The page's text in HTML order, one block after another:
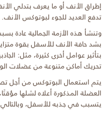
إطراق الأنف أو ما يعرف بتدلي
تدفع العديد للجوء لبوتوكس الأنف.
وتنشأ هذه الأزمة الجمالية عادة
بشد حافة الأنف للأسفل بقوة
بتأثير عوامل أخرى كثيرة، مثل:
تحريك أماكن متنوعة من عضلات
يتم استعمال البوتوكس من أجل
العضلة المذكورة أعلاه لشلها
يتسبب في جذبه للأسفل،